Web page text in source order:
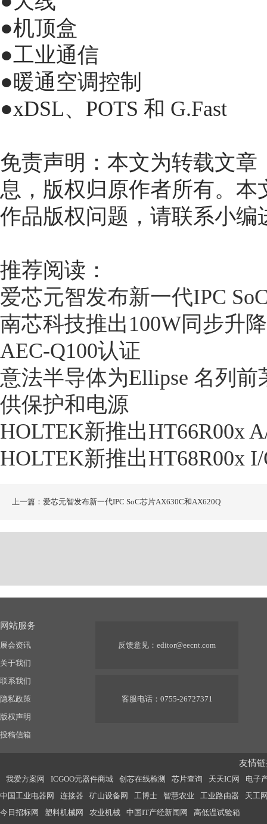
●机顶盒
●工业通信
●暖通空调控制
●xDSL、POTS 和 G.Fast
免责声明：本文为转载文
息，版权归原作者所有。
作品版权问题，请联系小编
推荐阅读：
爱芯元智发布新一代IPC
南芯科技推出100W同步升
AEC-Q100认证
意法半导体为Ellipse 名列
供保护和电源
HOLTEK新推出HT66R00x
HOLTEK新推出HT68R00x
上一篇：爱芯元智发布新一代IPC SoC芯片AX630C和AX620Q
网站服务
展会资讯
关于我们
联系我们
隐私政策
版权声明
投稿信箱
反馈意见： editor@eecnt.com
客服电话：0755-26727371
友情
我爱方案网 ICGOO元器件商城 创芯在线检测 芯片查询 天天IC网
电子
中国工业电器网
连接器 矿山设备网 工博士 智慧农业 工业路由器
天工
今日招标网
塑料机械网 农业机械 中国IT产经新闻网 高低温试验箱